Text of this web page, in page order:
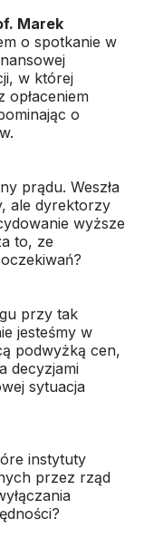
Marek
o spotkanie w
w której
opłaceniem
o
prądu. Weszła
ale dyrektorzy
wyższe
to, ze
przy tak
jesteśmy w
podwyżką cen,
decyzjami
sytuacja
instytuty
przez rząd